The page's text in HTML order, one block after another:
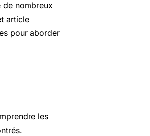
de nombreux
article
pour aborder
les